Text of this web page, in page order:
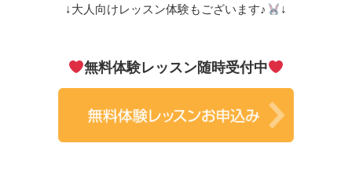
↓大人向けレッスン体験もございます♪ ↓
無料体験レッスン随時受付中